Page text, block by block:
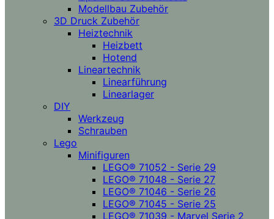
Modellbau Zubehör
3D Druck Zubehör
Heiztechnik
Heizbett
Hotend
Lineartechnik
Linearführung
Linearlager
DIY
Werkzeug
Schrauben
Lego
Minifiguren
LEGO® 71052 - Serie 29
LEGO® 71048 - Serie 27
LEGO® 71046 - Serie 26
LEGO® 71045 - Serie 25
LEGO® 71039 - Marvel Serie 2